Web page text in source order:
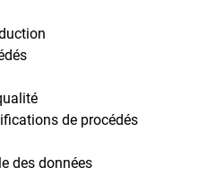
de procédés
des données